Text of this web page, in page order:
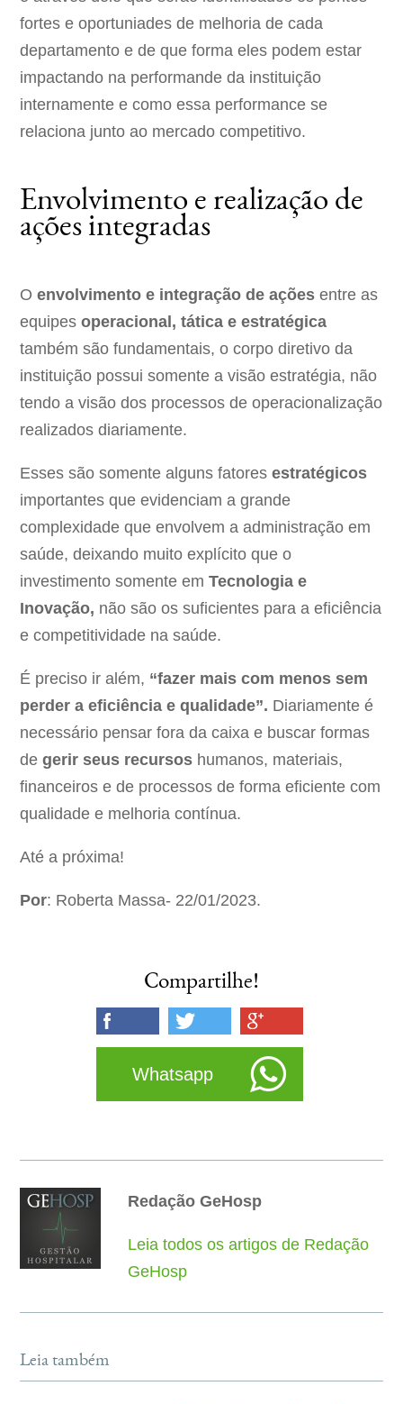
fortes e oportuniades de melhoria de cada
departamento e de que forma eles podem estar
impactando na performande da instituição
internamente e como essa performance se
relaciona junto ao mercado competitivo.
Envolvimento e realização de
ações integradas
Oenvolvimento e integração de ações entre as
equipesoperacional, tática e estratégica
também são fundamentais, o corpo diretivo da
instituição possui somente a visão estratégia, não
tendo a visão dos processos de operacionalização
realizados diariamente.
Esses são somente alguns fatoresestratégicos
importantes que evidenciam a grande
complexidade que envolvem a administração em
saúde, deixando muito explícito que o
investimento somente emTecnologia e
Inovação, não são os suficientes para a eficiência
e competitividade na saúde.
É preciso ir além, “fazer mais com menos sem
perder a eficiência e qualidade”. Diariamente é
necessário pensar fora da caixa e buscar formas
de gerir seus recursos humanos, materiais,
financeiros e de processos de forma eficiente com
qualidade e melhoria contínua.
Até a próxima!
Por: Roberta Massa- 22/01/2023.
Compartilhe!
Whatsapp
Redação GeHosp
Leia todos os artigos de Redação
GeHosp
Leia também